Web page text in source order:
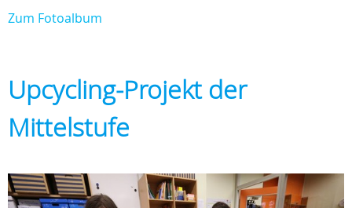
Zum Fotoalbum
Upcycling-Projekt der
Mittelstufe